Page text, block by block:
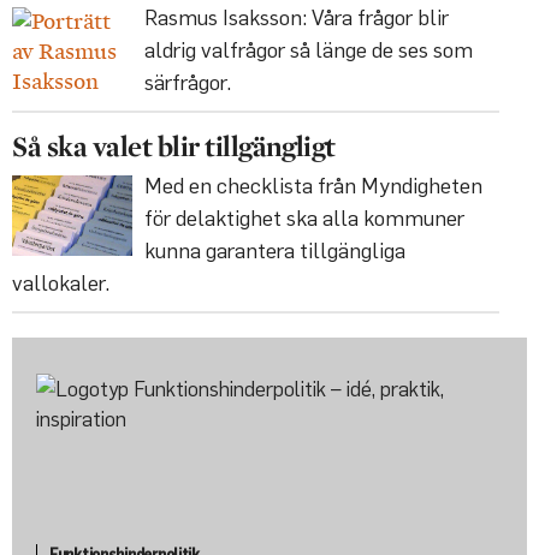
Rasmus Isaksson: Våra frågor blir
aldrig valfrågor så länge de ses som
särfrågor.
Så ska valet blir tillgängligt
Med en checklista från Myndigheten
för delaktighet ska alla kommuner
kunna garantera tillgängliga
vallokaler.